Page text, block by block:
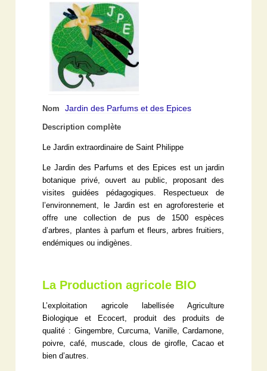
Nom Jardin des Parfums et des Epices
Description complète
Le Jardin extraordinaire de Saint Philippe
Le Jardin des Parfums et des Epices est un jardin
botanique privé, ouvert au public, proposant des
visites guidées pédagogiques. Respectueux de
l’environnement, le Jardin est en agroforesterie et
offre une collection de pus de 1500 espèces
d’arbres, plantes à parfum et fleurs, arbres fruitiers,
endémiques ou indigènes.
La Production agricole BIO
L’exploitation agricole labellisée Agriculture
Biologique et Ecocert, produit des produits de
qualité : Gingembre, Curcuma, Vanille, Cardamone,
poivre, café, muscade, clous de girofle, Cacao et
bien d’autres.